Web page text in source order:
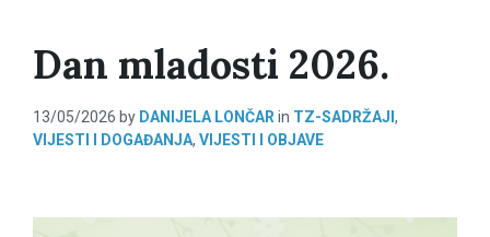
Dan mladosti 2026.
13/05/2026 by DANIJELA LONČAR in TZ-SADRŽAJI ,
VIJESTI I DOGAĐANJA, VIJESTI I OBJAVE